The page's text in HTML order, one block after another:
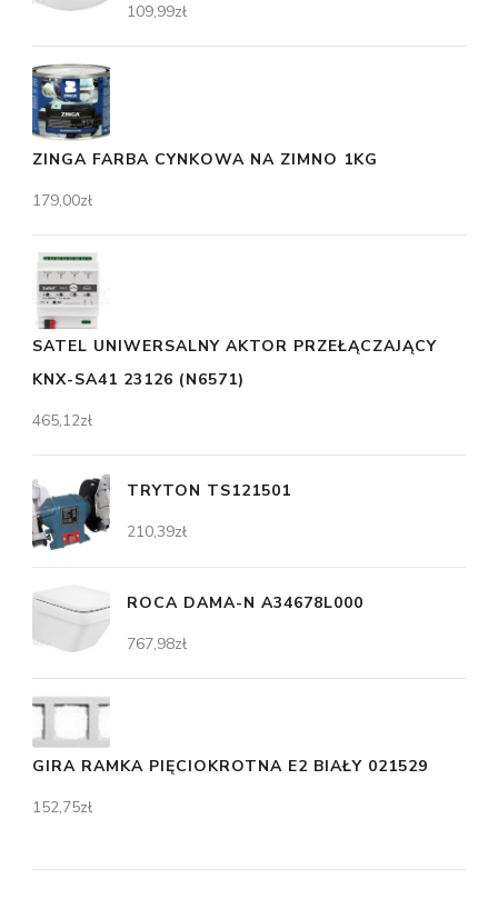
109,99zł
ZINGA FARBA CYNKOWA NA ZIMNO 1KG
179,00zł
SATEL UNIWERSALNY AKTOR PRZEŁĄCZAJĄCY
KNX-SA41 23126 (N6571)
465,12zł
TRYTON TS121501
210,39zł
ROCA DAMA-N A34678L000
767,98zł
GIRA RAMKA PIĘCIOKROTNA E2 BIAŁY 021529
152,75zł